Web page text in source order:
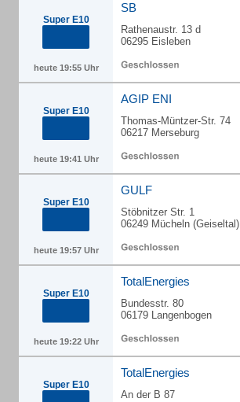
Super E10
heute 19:55 Uhr
SB
Rathenaustr. 13 d
06295 Eisleben
Super E10
heute 19:41 Uhr
AGIP ENI
Thomas-Müntzer-Str. 74
06217 Merseburg
Super E10
heute 19:57 Uhr
GULF
Stöbnitzer Str. 1
06249 Mücheln (Geiseltal)
Super E10
heute 19:22 Uhr
TotalEnergies
Bundesstr. 80
06179 Langenbogen
Super E10
TotalEnergies
An der B 87